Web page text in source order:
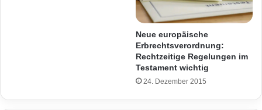
Neue europäische
Erbrechtsverordnung:
Rechtzeitige Regelungen im
Testament wichtig
24. Dezember 2015